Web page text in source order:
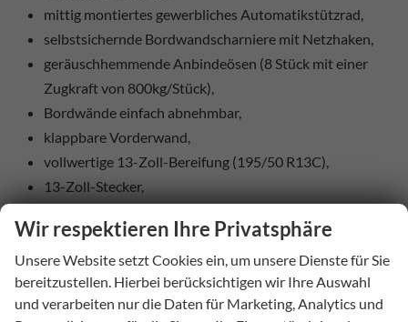
mittig montiertes gewerbliches Automatikstützrad,
selbstsichernde Bordwandscharniere mit Netzhaken,
geräuschhemmende Anbindeösen (8 Stück mit einer
Zugkraft von 800kg/Stück),
Bordwände einfach abnehmbar,
klappbare Vorderwand,
vollwertige 13-Zoll-Bereifung (195/50 R13C),
13-Zoll-Stecker,
optional erhältliche: Plane und Spriegel, Flachplane, H-
Gestell, Laubgitter, Aufsatz-Bordwände, Ersatzrad,
usw.
Wir respektieren Ihre Privatsphäre
Unsere Website setzt Cookies ein, um unsere Dienste für Sie
bereitzustellen. Hierbei berücksichtigen wir Ihre Auswahl
und verarbeiten nur die Daten für Marketing, Analytics und